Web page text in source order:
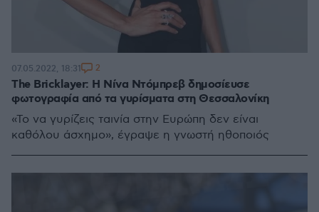
The Bricklayer: Η Νίνα Ντόμπρεβ δημοσίευσε
φωτογραφία από τα γυρίσματα στη Θεσσαλονίκη
«Το να γυρίζεις ταινία στην Ευρώπη δεν είναι
καθόλου άσχημο», έγραψε η γνωστή ηθοποιός
07.05.2022, 18:31 2